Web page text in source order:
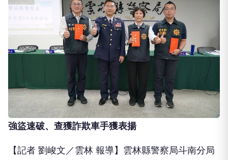
強盜速破、查獲詐欺車手獲表揚
【記者 劉峻文／雲林 報導】雲林縣警察局斗南分局